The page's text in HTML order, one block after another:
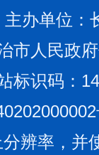
办单位
市人民政
标识码：
辨率，并